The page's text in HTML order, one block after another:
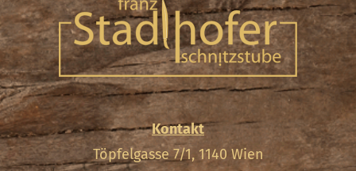
Kontakt
Töpfelgasse 7/1, 1140 Wien